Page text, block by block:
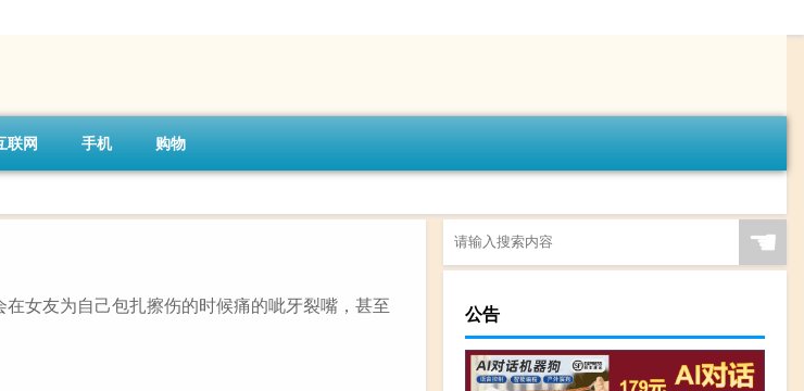
联网 手机 购物
女友为自己包扎擦伤的时候痛的呲牙裂嘴，甚至
☚
公告